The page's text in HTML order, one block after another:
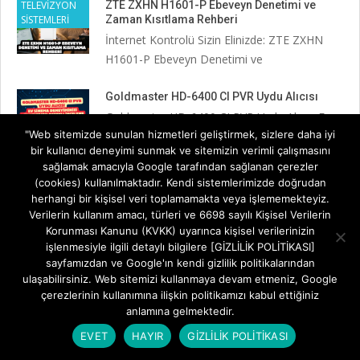
TELEVİZYON
SİSTEMLERİ
ZTE ZXHN H1601-P Ebeveyn Denetimi ve
Zaman Kısıtlama Rehberi
İnternet Kontrolü Sizin Elinizde: ZTE ZXHN
H1601-P Ebeveyn Denetimi ve
Goldmaster HD-6400 CI PVR Uydu Alıcısı
Goldmaster HD-6400 CI PVR Uydu Alıcısı Ev
Sinema Deneyiminizi Yükseltecek
Goldmaster Herkül Micro Full HD TKGS
Özellikler
Goldmaster Herkül Micro Full HD TKGS:
Kompakt Tasarım, Üstün Performans
NEXT 2071 FHD Uydu Alıcısı Ev Sinema
Deneyiminizi Yeniden Tanımlayın
NEXT 2071 FHD Uydu Alıcısı: Ev Sinema
Deneyiminizi Yeniden Tanımlayın
"Web sitemizde sunulan hizmetleri geliştirmek, sizlere daha iyi
bir kullanıcı deneyimi sunmak ve sitemizin verimli çalışmasını
sağlamak amacıyla Google tarafından sağlanan çerezler
(cookies) kullanılmaktadır. Kendi sistemlerimizde doğrudan
herhangi bir kişisel veri toplamamakta veya işlememekteyiz.
Verilerin kullanım amacı, türleri ve 6698 sayılı Kişisel Verilerin
Korunması Kanunu (KVKK) uyarınca kişisel verilerinizin
işlenmesiyle ilgili detaylı bilgilere [GİZLİLİK POLİTİKASI]
sayfamızdan ve Google'ın kendi gizlilik politikalarından
ulaşabilirsiniz. Web sitemizi kullanmaya devam etmeniz, Google
çerezlerinin kullanımına ilişkin politikamızı kabul ettiğiniz
anlamına gelmektedir.
EVET
HAYIR GİZLİLİK POLİTİKASI